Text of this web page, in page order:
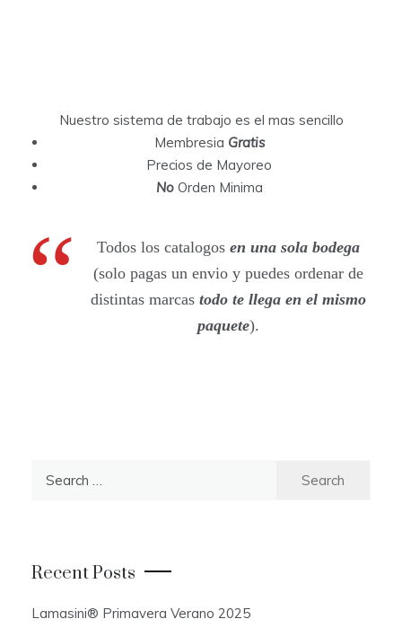
Nuestro sistema de trabajo es el mas sencillo
Membresia Gratis
Precios de Mayoreo
NoOrden Minima
Todos los catalogos en una sola bodega
(solo pagas un envio y puedes ordenar de
distintas marcastodo te llega en el mismo
paquete).
h
f
Recent Posts
Lamasini® Primavera Verano 2025